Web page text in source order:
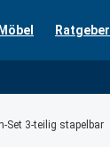
Möbel Ratgeber
Set 3-teilig stapelbar